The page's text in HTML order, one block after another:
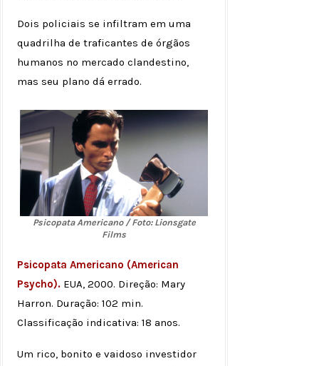
Dois policiais se infiltram em uma
quadrilha de traficantes de órgãos
humanos no mercado clandestino,
mas seu plano dá errado.
Psicopata Americano / Foto: Lionsgate
Films
Psicopata Americano (American
Psycho). EUA, 2000. Direção: Mary
Harron. Duração: 102 min.
Classificação indicativa: 18 anos.
Um rico, bonito e vaidoso investidor